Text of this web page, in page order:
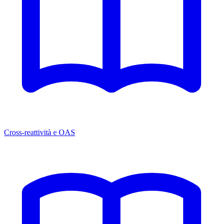
Cross-reattività e OAS